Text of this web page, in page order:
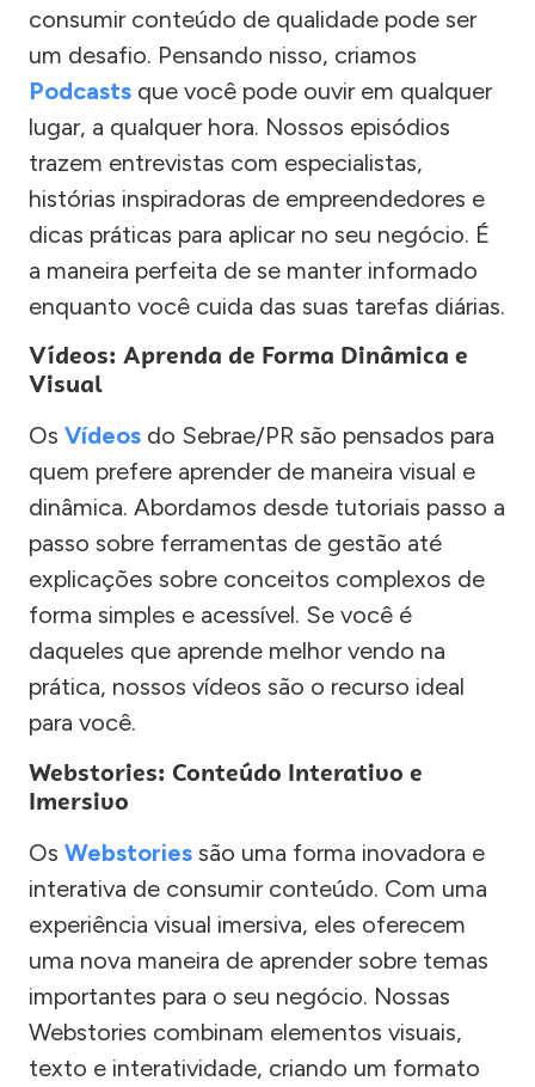
consumir conteúdo de qualidade pode ser
um desafio. Pensando nisso, criamos
Podcasts que você pode ouvir em qualquer
lugar, a qualquer hora. Nossos episódios
trazem entrevistas com especialistas,
histórias inspiradoras de empreendedores e
dicas práticas para aplicar no seu negócio. É
a maneira perfeita de se manter informado
enquanto você cuida das suas tarefas diárias.
Vídeos: Aprenda de Forma Dinâmica e
Visual
Os Vídeos do Sebrae/PR são pensados para
quem prefere aprender de maneira visual e
dinâmica. Abordamos desde tutoriais passo a
passo sobre ferramentas de gestão até
explicações sobre conceitos complexos de
forma simples e acessível. Se você é
daqueles que aprende melhor vendo na
prática, nossos vídeos são o recurso ideal
para você.
Webstories: Conteúdo Interativo e
Imersivo
Os Webstories são uma forma inovadora e
interativa de consumir conteúdo. Com uma
experiência visual imersiva, eles oferecem
uma nova maneira de aprender sobre temas
importantes para o seu negócio. Nossas
Webstories combinam elementos visuais,
texto e interatividade, criando um formato